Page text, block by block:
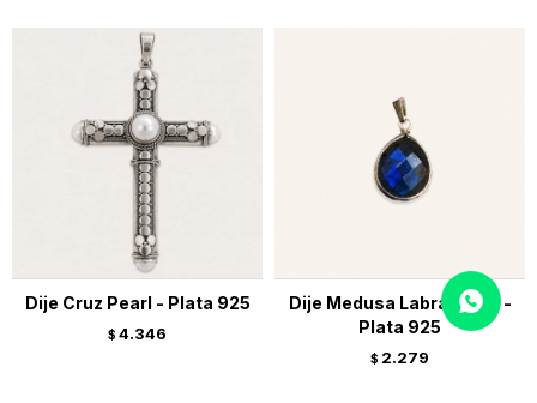
Dije Cruz Pearl - Plata 925
$ 4.346
Dije Medusa Labradorita -
Plata 925
$ 2.279